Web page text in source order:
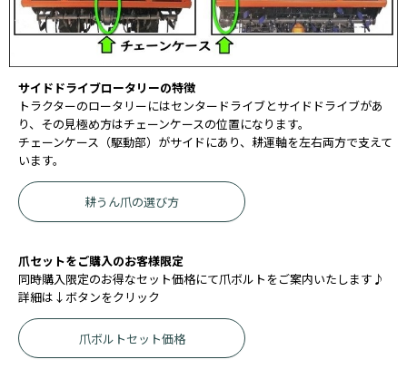
サイドドライブロータリーの特徴
トラクターのロータリーにはセンタードライブとサイドドライブがあ
り、その見極め方はチェーンケースの位置になります。
チェーンケース（駆動部）がサイドにあり、耕運軸を左右両方で支えて
います。
耕うん爪の選び方
爪セットをご購入のお客様限定
同時購入限定のお得なセット価格にて爪ボルトをご案内いたします♪
詳細は↓ボタンをクリック
爪ボルトセット価格